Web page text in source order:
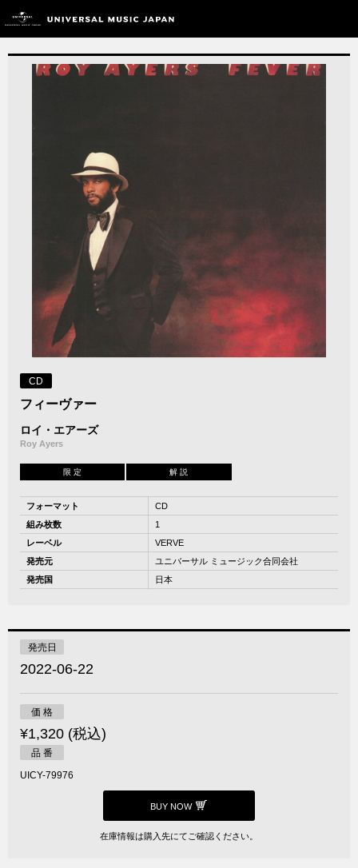
CD
フィーヴァー
ロイ・エアーズ
Roy Ayers
限 定 解 説
フォーマット
CD
組み枚数
1
レーベル
VERVE
発売元
ユニバーサル ミュージック合同会社
発売国
日本
発売日
2022-06-22
価 格
¥1,320 (税込)
品 番
UICY-79976
BUY NOW
在庫情報は購入先にてご確認ください。